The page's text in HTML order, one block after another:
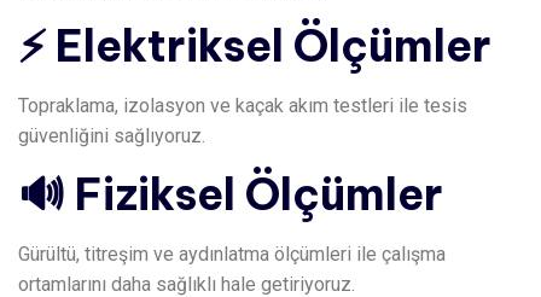
⚡ Elektriksel Ölçümler
Topraklama, izolasyon ve kaçak akım testleri ile tesis
güvenliğini sağlıyoruz.
🔊 Fiziksel Ölçümler
Gürültü, titreşim ve aydınlatma ölçümleri ile çalışma
ortamlarını daha sağlıklı hale getiriyoruz.